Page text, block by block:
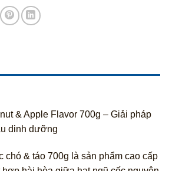
& Apple Flavor 700g – Giải pháp
dinh dưỡng
chó & táo 700g là sản phẩm cao cấp